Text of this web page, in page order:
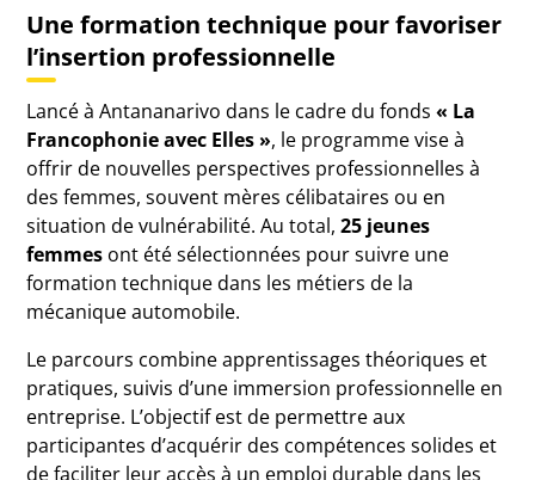
Une formation technique pour favoriser
l’insertion professionnelle
Lancé à Antananarivo dans le cadre du fonds« La
Francophonie avec Elles », le programme vise à
offrir de nouvelles perspectives professionnelles à
des femmes, souvent mères célibataires ou en
situation de vulnérabilité. Au total,25 jeunes
femmes ont été sélectionnées pour suivre une
formation technique dans les métiers de la
mécanique automobile.
Le parcours combine apprentissages théoriques et
pratiques, suivis d’une immersion professionnelle en
entreprise. L’objectif est de permettre aux
participantes d’acquérir des compétences solides et
de faciliter leur accès à un emploi durable dans les